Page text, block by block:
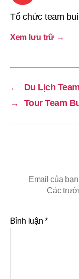
Tổ chức team
Xem lưu trữ →
←
Du Lịch
→
Tour Team
Email của
Các
Bình luận*